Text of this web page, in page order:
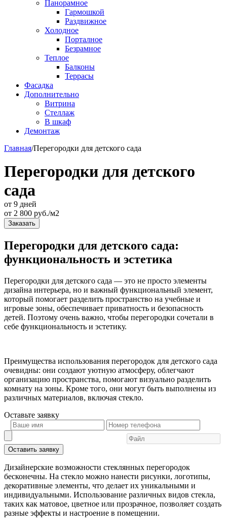
Панорамное
Гармошкой
Раздвижное
Холодное
Порталное
Безрамное
Теплое
Балконы
Террасы
Фасадка
Дополнительно
Витрина
Стеллаж
В шкаф
Демонтаж
Главная/Перегородки для детского сада
Перегородки для детского
сада
от 9 дней
от 2 800 руб./м2
Заказать
Перегородки для детского сада:
функциональность и эстетика
Перегородки для детского сада — это не просто элементы
дизайна интерьера, но и важный функциональный элемент,
который помогает разделить пространство на учебные и
игровые зоны, обеспечивает приватность и безопасность
детей. Поэтому очень важно, чтобы перегородки сочетали в
себе функциональность и эстетику.
Преимущества использования перегородок для детского сада
очевидны: они создают уютную атмосферу, облегчают
организацию пространства, помогают визуально разделить
комнату на зоны. Кроме того, они могут быть выполнены из
различных материалов, включая стекло.
Оставьте заявку
Оставить заявку
Дизайнерские возможности стеклянных перегородок
бесконечны. На стекло можно нанести рисунки, логотипы,
декоративные элементы, что делает их уникальными и
индивидуальными. Использование различных видов стекла,
таких как матовое, цветное или прозрачное, позволяет создать
разные эффекты и настроение в помещении.